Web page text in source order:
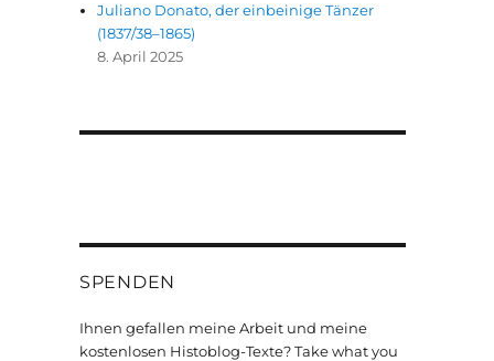
Juliano Donato, der einbeinige Tänzer
(1837/38–1865)
8. April 2025
SPENDEN
Ihnen gefallen meine Arbeit und meine
kostenlosen Histoblog-Texte? Take what you